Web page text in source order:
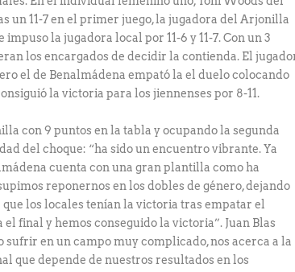
un 11-7 en el primer juego, la jugadora del Arjonilla
la jugadora local por 11-6 y 11-7. Con un 3
los encargados de decidir la contienda. El
el de Benalmádena empató la el duelo colocando
la victoria para los jiennenses por 8-11.
con 9 puntos en la tabla y ocupando la segunda
del choque: “ha sido un encuentro vibrante. Ya
cuenta con una gran plantilla como ha
reponernos en los dobles de género, dejando
los locales tenían la victoria tras empatar el
final y hemos conseguido la victoria”. Juan Blas
en un campo muy complicado, nos acerca a la
que depende de nuestros resultados en los